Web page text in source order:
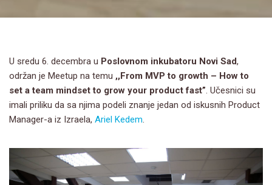
U sredu 6. decembra u Poslovnom inkubatoru Novi Sad,
održan je Meetup na temu ,,From MVP to growth – How to
set a team mindset to grow your product fast”. Učesnici su
imali priliku da sa njima podeli znanje jedan od iskusnih Product
Manager-a iz Izraela, Ariel Kedem.